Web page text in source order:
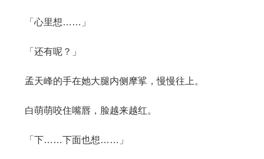
「心里想……」
「还有呢？」
孟天峰的手在她大腿内侧摩挲，慢慢往上。
白萌萌咬住嘴唇，脸越来越红。
「下……下面也想……」